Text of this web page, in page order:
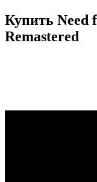
Купить Need
Remastered